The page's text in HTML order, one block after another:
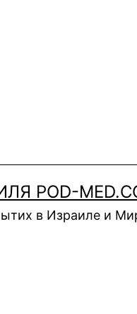
POD-
в Израиле и